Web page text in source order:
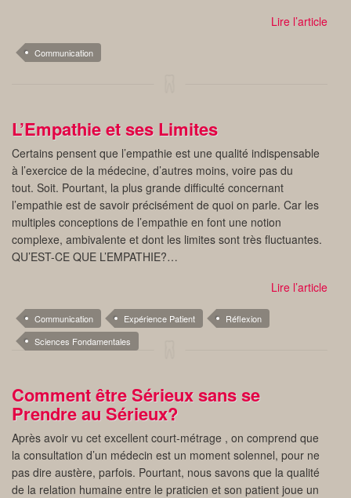
Lire l’article
Communication
L’Empathie et ses Limites
Certains pensent que l’empathie est une qualité indispensable
à l’exercice de la médecine, d’autres moins, voire pas du
tout. Soit. Pourtant, la plus grande difficulté concernant
l’empathie est de savoir précisément de quoi on parle. Car les
multiples conceptions de l’empathie en font une notion
complexe, ambivalente et dont les limites sont très fluctuantes.
QU’EST-CE QUE L’EMPATHIE?…
Lire l’article
Communication Expérience Patient
Réflexion
Sciences Fondamentales
Comment être Sérieux sans se
Prendre au Sérieux?
Après avoir vu cet excellent court-métrage , on comprend que
la consultation d’un médecin est un moment solennel, pour ne
pas dire austère, parfois. Pourtant, nous savons que la qualité
de la relation humaine entre le praticien et son patient joue un